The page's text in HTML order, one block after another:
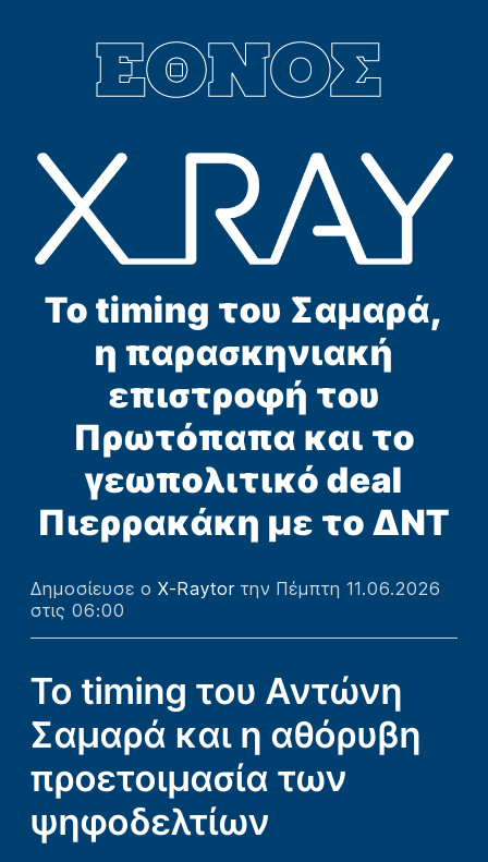
Το timing του Σαμαρά,
η παρασκηνιακή
επιστροφή του
Πρωτόπαπα και το
γεωπολιτικό deal
Πιερρακάκη με το ΔΝΤ
Δημοσίευσε ο X-Raytor την Πέμπτη 11.06.2026
στις 06:00
Το timing του Αντώνη
Σαμαρά και η αθόρυβη
προετοιμασία των
ψηφοδελτίων